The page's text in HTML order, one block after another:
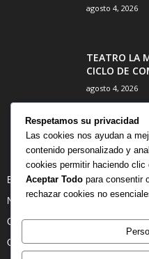
agosto 4, 2026
TEATRO LA
CICLO DE
agosto 4, 2026
CATEGORÍA POPULAR
BIBLIOTECA
NOTICIAS
CRITICAS
OPINION
Respetamos su privacidad
Las cookies nos ayudan a
contenido personalizado y
cookies permitir haciendo clic
Aceptar Todo para consentir
rechazar cookies no